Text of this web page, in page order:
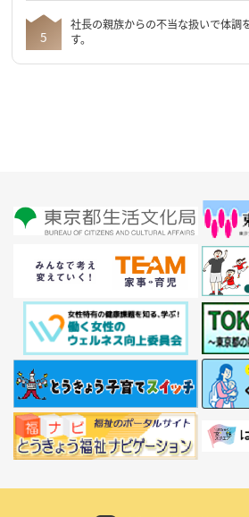
社長の親族からの不当な扱いで体調
す。